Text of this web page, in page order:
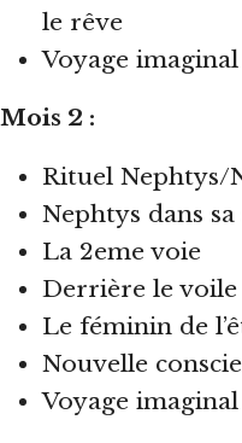
le rêve
Voyage imaginal
Mois 2 :
Rituel Nephtys/
Nephtys dans
La 2eme voie
Derrière le voile
Le féminin de
Nouvelle
Voyage imaginal